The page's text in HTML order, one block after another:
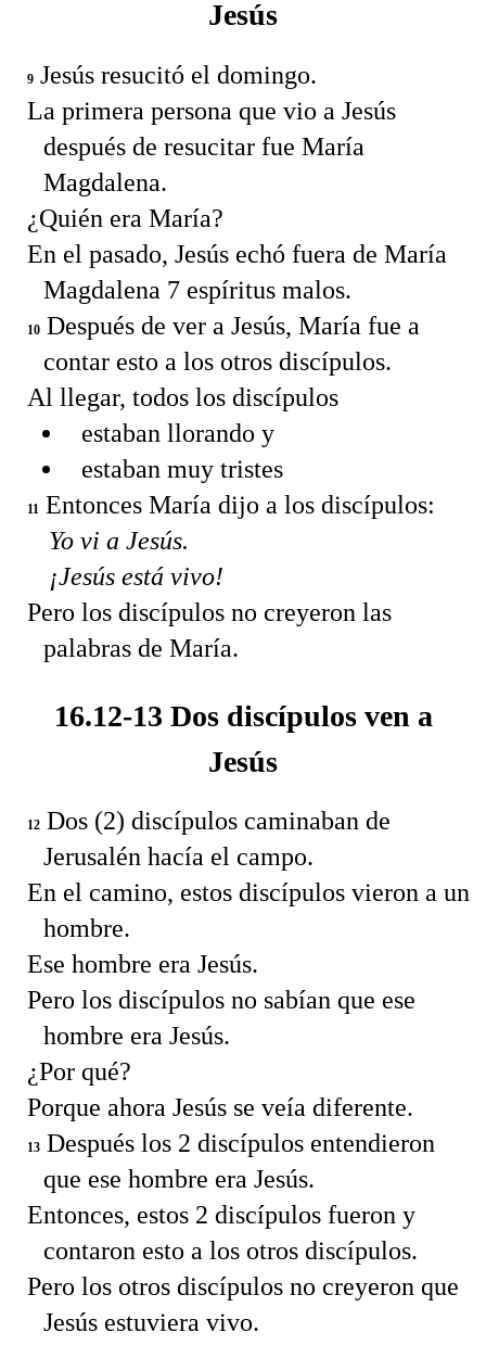
Jesús
9 Jesús resucitó el domingo.
La primera persona que vio a Jesús
después de resucitar fue María
Magdalena.
¿Quién era María?
En el pasado, Jesús echó fuera de María
Magdalena 7 espíritus malos.
10 Después de ver a Jesús, María fue a
contar esto a los otros discípulos.
Al llegar, todos los discípulos
estaban llorando y
estaban muy tristes
11 Entonces María dijo a los discípulos:
Yo vi a Jesús.
¡Jesús está vivo!
Pero los discípulos no creyeron las
palabras de María.
16.12-13 Dos discípulos ven a
Jesús
12 Dos (2) discípulos caminaban de
Jerusalén hacía el campo.
En el camino, estos discípulos vieron a un
hombre.
Ese hombre era Jesús.
Pero los discípulos no sabían que ese
hombre era Jesús.
¿Por qué?
Porque ahora Jesús se veía diferente.
13 Después los 2 discípulos entendieron
que ese hombre era Jesús.
Entonces, estos 2 discípulos fueron y
contaron esto a los otros discípulos.
Pero los otros discípulos no creyeron que
Jesús estuviera vivo.